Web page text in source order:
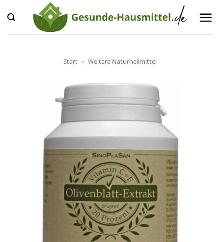
Inhalt
springen
Start » Weitere Naturheilmittel